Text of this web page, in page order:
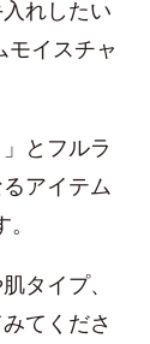
れしたい
モイスチャ
とフルラ
アイテム
タイプ、
てくださ